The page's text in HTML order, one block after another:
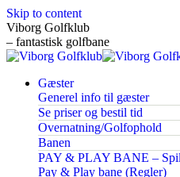
Skip to content
Viborg Golfklub
– fantastisk golfbane
Gæster
Generel info til gæster
Se priser og bestil tid
Overnatning/Golfophold
Banen
PAY & PLAY BANE – Spil
Pay & Play bane (Regler)